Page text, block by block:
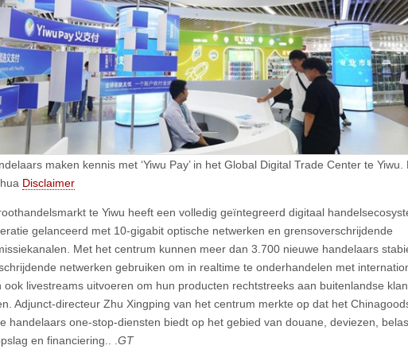
maken kennis met ‘Yiwu Pay’ in het Global Digital Trade Center te Yiwu.
Disclaimer
te Yiwu heeft een volledig geïntegreerd digitaal
gelanceerd met 10-gigabit optische netwerken en grensoverschrijdende
Met het centrum kunnen meer dan 3.700 nieuwe handelaars
netwerken gebruiken om in realtime te onderhandelen met
ook livestreams uitvoeren om hun producten rechtstreeks aan buitenlandse
Adjunct-directeur Zhu Xingping van het centrum merkte op dat het
handelaars one-stop-diensten biedt op het gebied van douane, deviezen,
en financiering.. . GT